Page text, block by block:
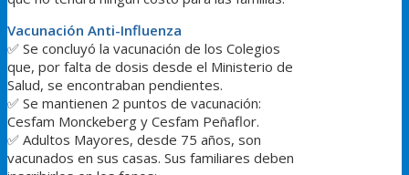
Vacunación Anti-Influenza
✅ Se concluyó la vacunación de los Colegios
que, por falta de dosis desde el Ministerio de
Salud, se encontraban pendientes.
✅ Se mantienen 2 puntos de vacunación:
Cesfam Monckeberg y Cesfam Peñaflor.
✅ Adultos Mayores, desde 75 años, son
vacunados en sus casas. Sus familiares deben